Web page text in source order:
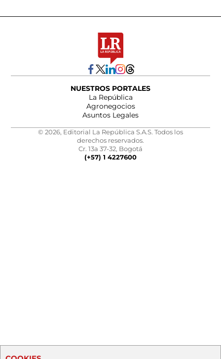
NUESTROS PORTALES
La República
Agronegocios
Asuntos Legales
© 2026, Editorial La República S.A.S. Todos los
derechos reservados.
Cr. 13a 37-32, Bogotá
(+57) 1 4227600